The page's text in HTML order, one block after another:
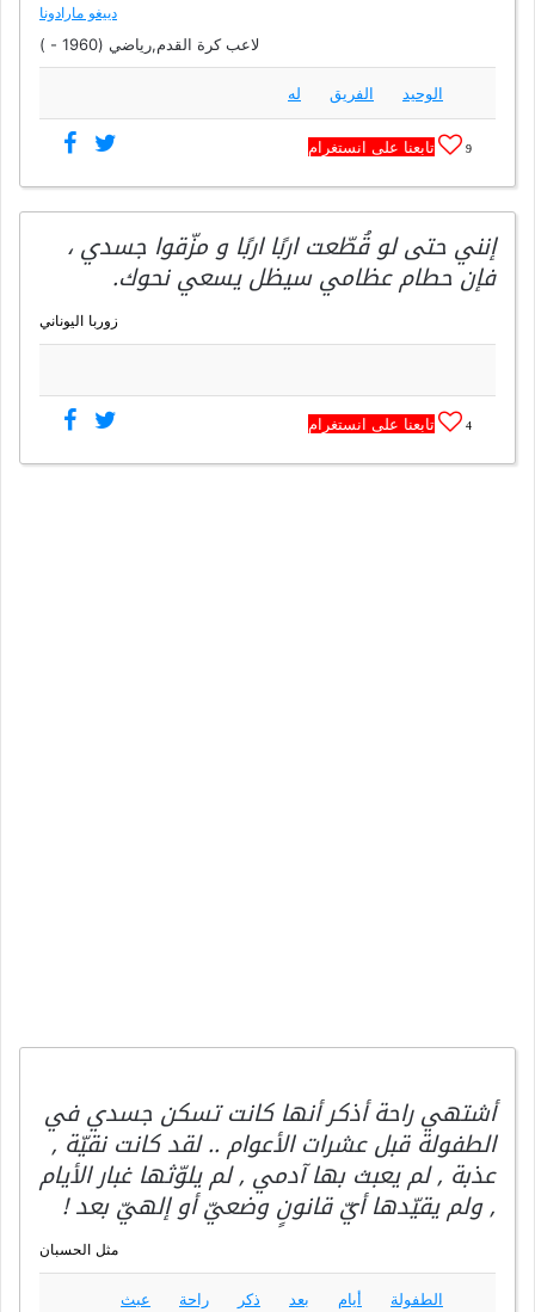
دييغو مارادونا
لاعب كرة القدم,رياضي (1960 - )
الوحيد الفريق له
9 تابعنا على انستغرام
إنني حتى لو قُطّعت اربًا اربًا و مزّقوا جسدي ،
فإن حطام عظامي سيظل يسعي نحوك.
زوربا اليوناني
4 تابعنا على انستغرام
أشتهي راحة أذكر أنها كانت تسكن جسدي في
الطفولة قبل عشرات الأعوام .. لقد كانت نقيّة ,
عذبة , لم يعبث بها آدمي , لم يلوّثها غبار الأيام
, ولم يقيّدها أيّ قانونٍ وضعيّ أو إلهيّ بعد !
مثل الحسبان
الطفولة أيام بعد ذكر راحة عبث